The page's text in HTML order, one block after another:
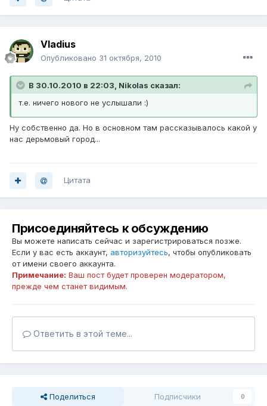
Vladius
Опубликовано 31 октября, 2010
В 30.10.2010 в 22:03, Nikolas сказал:
т.е. ничего нового не услышали :)
Ну собственно да. Но в основном там рассказывалось какой у
нас дерьмовый город...
Цитата
Присоединяйтесь к обсуждению
Вы можете написать сейчас и зарегистрироваться позже.
Если у вас есть аккаунт, авторизуйтесь, чтобы опубликовать
от имени своего аккаунта.
Примечание: Ваш пост будет проверен модератором,
прежде чем станет видимым.
Ответить в этой теме...
Поделиться Подписчики 0